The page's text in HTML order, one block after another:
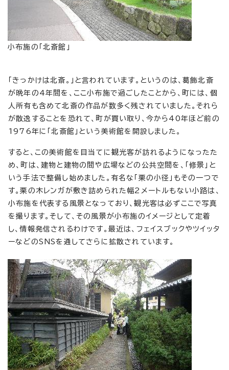
小布施の「北斎館」
「きっかけは北斎。」と言われています。というのは、葛飾北斎
が晩年の4年間を、ここ小布施で過ごしたことから、町には、個
人所有も含めて北斎の作品が数多く残されていました。それら
が散逸することを恐れて、町が買い取り、今から40年ほど前の
1976年に「北斎館」という美術館を開設しました。
すると、この美術館を目当てに観光客が訪れるようになったた
め、町は、建物と建物の間や広場などの公共空間を、「修景」と
いう手法で整備し始めました。有名な「栗の小径」もその一つで
す。栗の木レンガが敷き詰められた幅2メートルもない小路は、
小布施を代表する風景となっており、観光客は必ずここで写真
を撮ります。そして、その風景が小布施のイメージとして定着
し、情報発信されるわけです。最近は、フェイスブックやツイッタ
ーなどのSNSを通してさらに拡散されています。